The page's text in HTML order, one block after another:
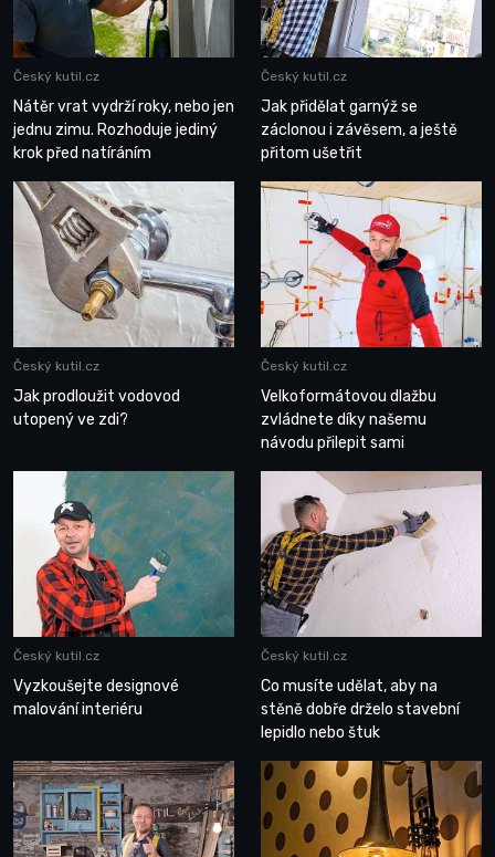
Český kutil.cz
Nátěr vrat vydrží roky, nebo jen
jednu zimu. Rozhoduje jediný
krok před natíráním
Český kutil.cz
Jak přidělat garnýž se
záclonou i závěsem, a ještě
přitom ušetřit
Český kutil.cz
Jak prodloužit vodovod
utopený ve zdi?
Český kutil.cz
Velkoformátovou dlažbu
zvládnete díky našemu
návodu přilepit sami
Český kutil.cz
Vyzkoušejte designové
malování interiéru
Český kutil.cz
Co musíte udělat, aby na
stěně dobře drželo stavební
lepidlo nebo štuk